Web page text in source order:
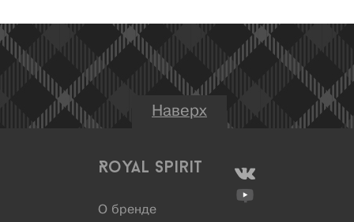
Наверх
Royal Spirit
О бренде